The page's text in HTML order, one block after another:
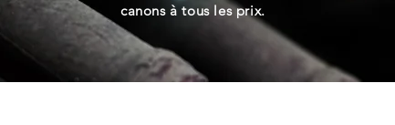
canons à tous les prix.